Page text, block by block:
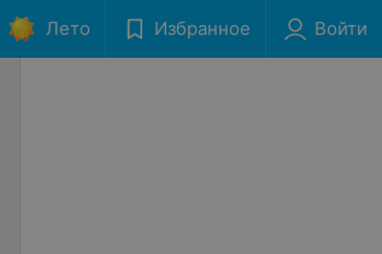
Лето Избранное Войти